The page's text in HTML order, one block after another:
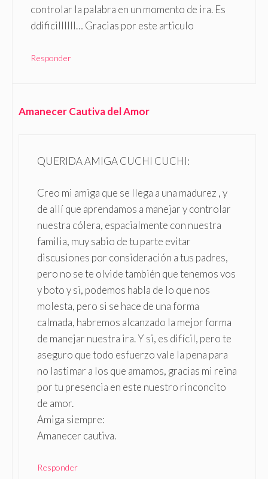
controlar la palabra en un momento de ira. Es
ddificillllll… Gracias por este articulo
Responder
Amanecer Cautiva del Amor
QUERIDA AMIGA CUCHI CUCHI:
Creo mi amiga que se llega a una madurez , y
de allí que aprendamos a manejar y controlar
nuestra cólera, espacialmente con nuestra
familia, muy sabio de tu parte evitar
discusiones por consideración a tus padres,
pero no se te olvide también que tenemos vos
y boto y si, podemos habla de lo que nos
molesta, pero si se hace de una forma
calmada, habremos alcanzado la mejor forma
de manejar nuestra ira. Y si, es difícil, pero te
aseguro que todo esfuerzo vale la pena para
no lastimar a los que amamos, gracias mi reina
por tu presencia en este nuestro rinconcito
de amor.
Amiga siempre:
Amanecer cautiva.
Responder